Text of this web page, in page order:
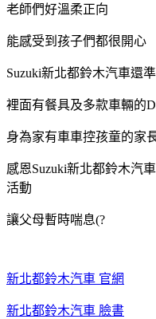
老師們好溫柔正向
能感受到孩子們都很開心
Suzuki新北都鈴木汽車還
裡面有餐具及多款車輛的
身為家有車車控孩童的家
感恩Suzuki新北都鈴木汽
活動
讓父母暫時喘息(?
新北都鈴木汽車 官網
新北都鈴木汽車 臉書